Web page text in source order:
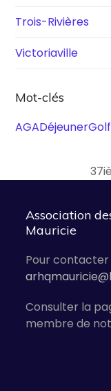
Trois-Rivières
Victoriaville
Mot-clés
AGADéjeunerGolf
Association
Mauricie
Pour
Consulter la
membre de